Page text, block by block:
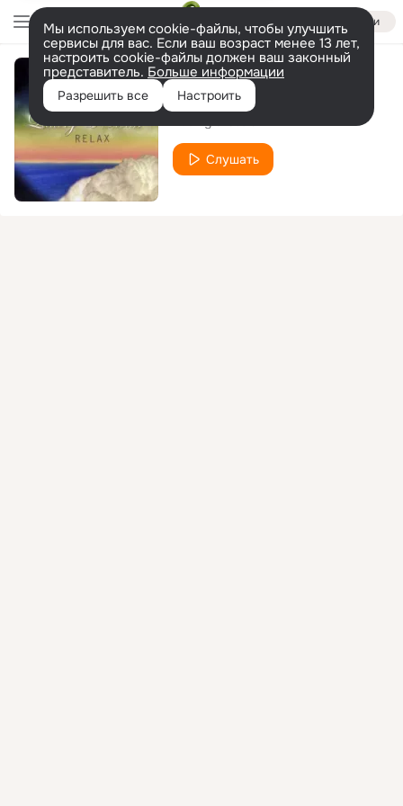
Войти
Мы используем cookie-файлы, чтобы улучшить
сервисы для вас. Если ваш возраст менее 13 лет,
настроить cookie-файлы должен ваш законный
представитель. Больше информации
Разрешить все Настроить
Twilight
Слушать